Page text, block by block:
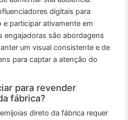
digitais para
participar ativamente em
engajadoras são abordagens
um visual consistente e de
para captar a atenção do
para revender
fábrica?
direto da fábrica requer